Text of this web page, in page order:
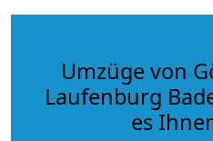
Umzüge von
Laufenburg
es